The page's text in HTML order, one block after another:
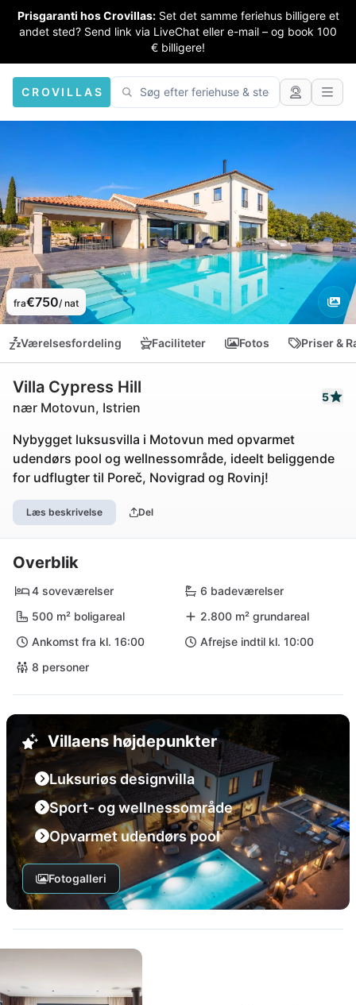
Prisgaranti hos Crovillas: Set det samme feriehus billigere et
andet sted? Send link via LiveChat eller e-mail – og book 100
€ billigere!
CROVILLAS
fra€750/ nat
Værelsesfordeling Faciliteter Fotos Priser &
Villa Cypress Hill
nær Motovun, Istrien
5
Nybygget luksusvilla i Motovun med opvarmet
udendørs pool og wellnessområde, ideelt beliggende
for udflugter til Poreč, Novigrad og Rovinj!
Læs beskrivelse Del
Overblik
4 soveværelser
6 badeværelser
500 m² boligareal
2.800 m² grundareal
Ankomst fra kl. 16:00
Afrejse indtil kl. 10:00
8 personer
Villaens højdepunkter
Luksuriøs designvilla
Sport- og wellnessområde
Opvarmet udendørs pool
Fotogalleri